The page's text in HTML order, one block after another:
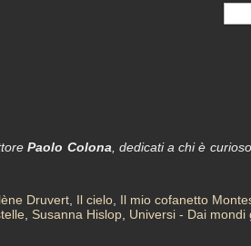
Paolo Colona, dedicati a chi è
Druvert, Il cielo, Il mio cofanetto
, Susanna Hislop, Universi - Dai mondi